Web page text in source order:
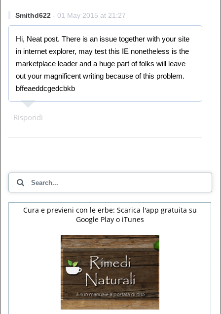
Smithd622 - 01 May 2015 at 21:27
Hi, Neat post. There is an issue together with your site
in internet explorer, may test this IE nonetheless is the
marketplace leader and a huge part of folks will leave
out your magnificent writing because of this problem.
bffeaeddcgedcbkb
Rispondi
Cura e previeni con le erbe: Scarica l'app gratuita su
Google Play o iTunes